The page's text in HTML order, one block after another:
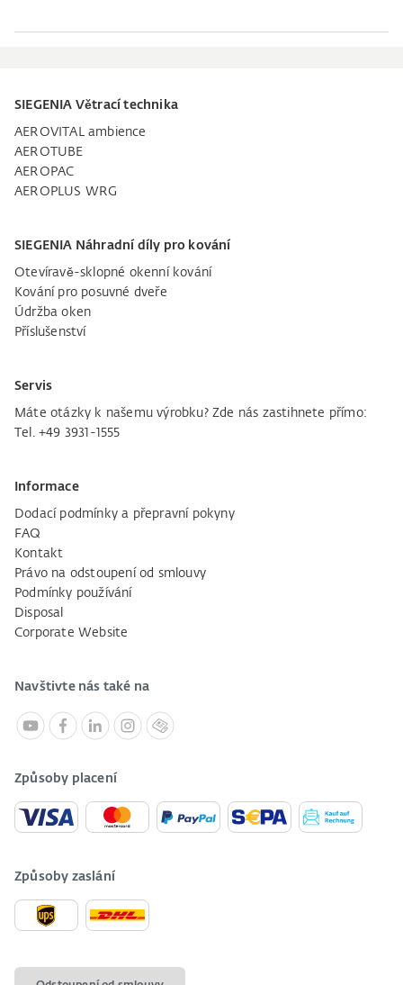
SIEGENIA Větrací technika
AEROVITAL ambience
AEROTUBE
AEROPAC
AEROPLUS WRG
SIEGENIA Náhradní díly pro kování
Otevíravě-sklopné okenní kování
Kování pro posuvné dveře
Údržba oken
Příslušenství
Servis
Máte otázky k našemu výrobku? Zde nás zastihnete přímo:
Tel. +49 3931-1555
Informace
Dodací podmínky a přepravní pokyny
FAQ
Kontakt
Právo na odstoupení od smlouvy
Podmínky používání
Disposal
Corporate Website
Navštivte nás také na
Způsoby placení
Způsoby zaslání